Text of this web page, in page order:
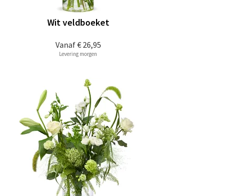
Vanaf€ 26,95
Wit veldboeket
Levering morgen